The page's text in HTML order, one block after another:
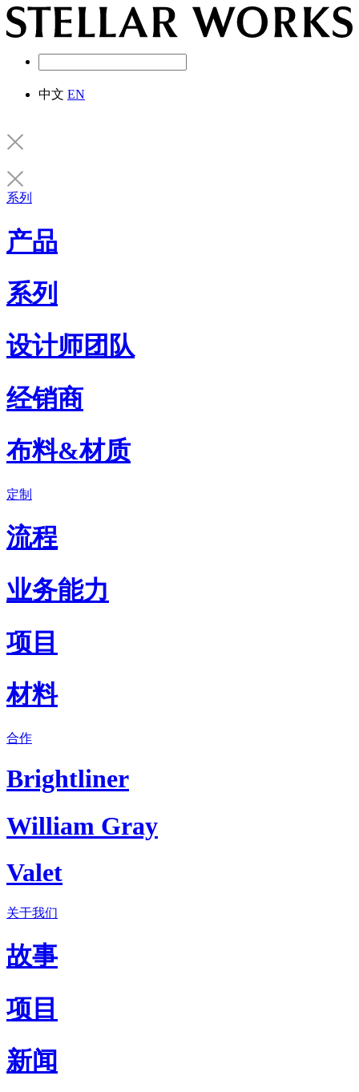
中文 EN
系列
产品
系列
设计师团队
经销商
布料&材质
定制
流程
业务能力
项目
材料
合作
Brightliner
William Gray
Valet
关于我们
故事
项目
新闻